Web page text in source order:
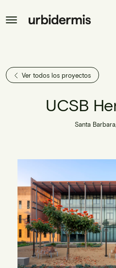
Ver todos los proyectos
UCSB
Santa